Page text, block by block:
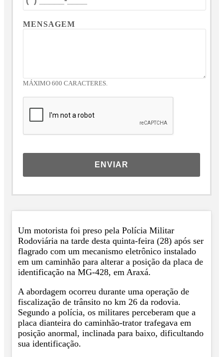
MENSAGEM
MÁXIMO 600 CARACTERES.
ENVIAR
Um motorista foi preso pela Polícia Militar
Rodoviária na tarde desta quinta-feira (28) após ser
flagrado com um mecanismo eletrônico instalado
em um caminhão para alterar a posição da placa de
identificação na MG-428, em Araxá.
A abordagem ocorreu durante uma operação de
fiscalização de trânsito no km 26 da rodovia.
Segundo a polícia, os militares perceberam que a
placa dianteira do caminhão-trator trafegava em
posição anormal, inclinada para baixo, dificultando
sua identificação.